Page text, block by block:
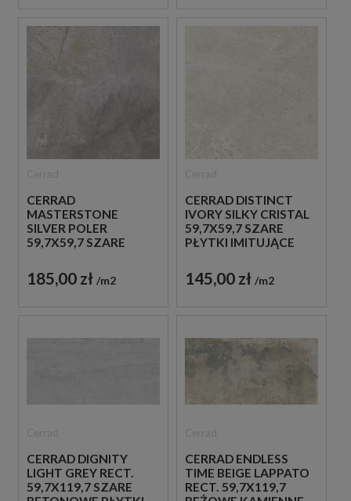
CERRAD
MASTERSTONE
SILVER POLER
59,7X59,7 SZARE
BETON
185,00 zł m2
CERRAD DISTINCT
IVORY SILKY CRISTAL
59,7X59,7 SZARE
PŁYTKI IMITUJĄCE
145,00 zł m2
CERRAD DIGNITY
LIGHT GREY RECT.
59,7X119,7 SZARE
CERRAD ENDLESS
TIME BEIGE LAPPATO
RECT. 59,7X119,7